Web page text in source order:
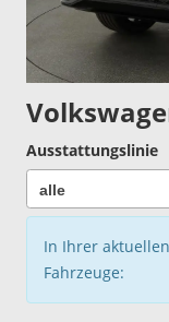
Ausstattungslinie
In Ihrer
Fahrzeuge: